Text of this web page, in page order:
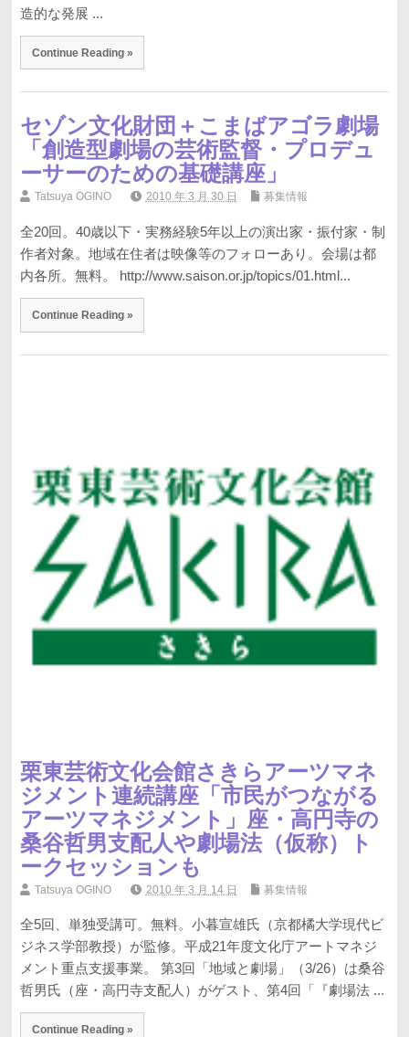
造的な発展 ...
Continue Reading »
セゾン文化財団＋こまばアゴラ劇場
「創造型劇場の芸術監督・プロデュ
ーサーのための基礎講座」
Tatsuya OGINO 2010 年 3 月 30 日 募集情報
全20回。40歳以下・実務経験5年以上の演出家・振付家・制
作者対象。地域在住者は映像等のフォローあり。会場は都
内各所。無料。 http://www.saison.or.jp/topics/01.html...
Continue Reading »
栗東芸術文化会館さきらアーツマネ
ジメント連続講座「市民がつながる
アーツマネジメント」座・高円寺の
桑谷哲男支配人や劇場法（仮称）ト
ークセッションも
Tatsuya OGINO 2010 年 3 月 14 日 募集情報
全5回、単独受講可。無料。小暮宣雄氏（京都橘大学現代ビ
ジネス学部教授）が監修。平成21年度文化庁アートマネジ
メント重点支援事業。 第3回「地域と劇場」（3/26）は桑谷
哲男氏（座・高円寺支配人）がゲスト、第4回「『劇場法 ...
Continue Reading »